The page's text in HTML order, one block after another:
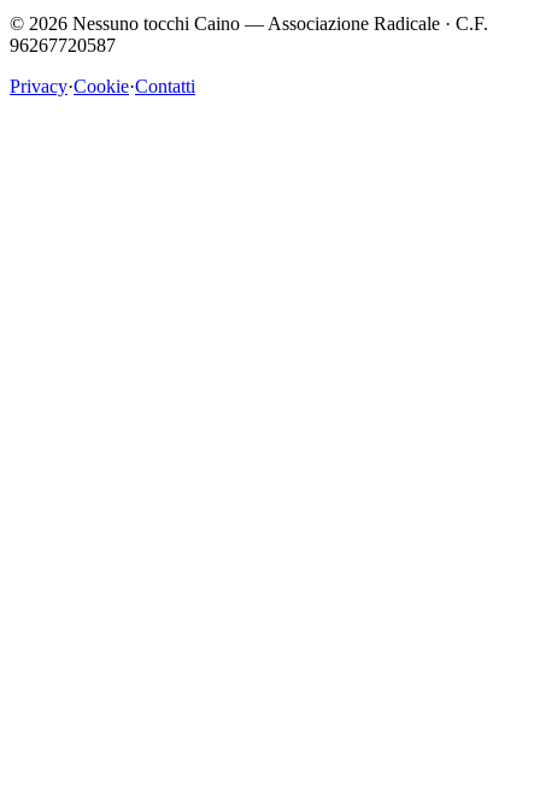
© 2026 Nessuno tocchi Caino — Associazione Radicale · C.F.
96267720587
Privacy·Cookie·Contatti